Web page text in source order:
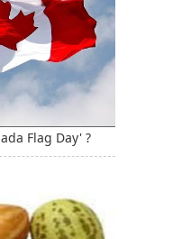
Flag Day' ?